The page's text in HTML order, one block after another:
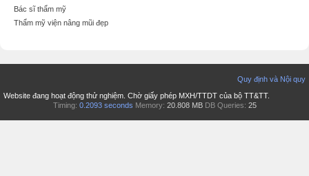
Bác sĩ thẩm mỹ
Thẩm mỹ viện nâng mũi đẹp
Quy định và Nội quy
Website đang hoạt động thử nghiệm. Chờ giấy phép MXH/TTDT của bộ TT&TT.
Timing: 0.2093 seconds Memory: 20.808 MB DB Queries: 25